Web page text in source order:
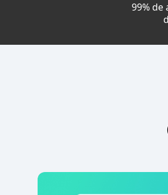
99% de